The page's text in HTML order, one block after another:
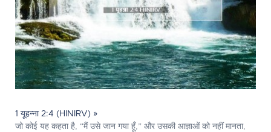
1 यूहन्ना 2:4 (HINIRV) »
जो कोई यह कहता है, “मैं उसे जान गया हूँ,” और उसकी आज्ञाओं को नहीं मानता,